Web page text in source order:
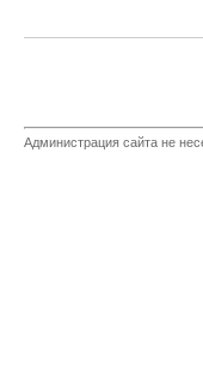
Администрация сайта не